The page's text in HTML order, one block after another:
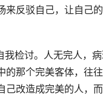
来反驳自己，让自己
我检讨。人无完人，
的那个完美客体，往
己改造成完美的人，